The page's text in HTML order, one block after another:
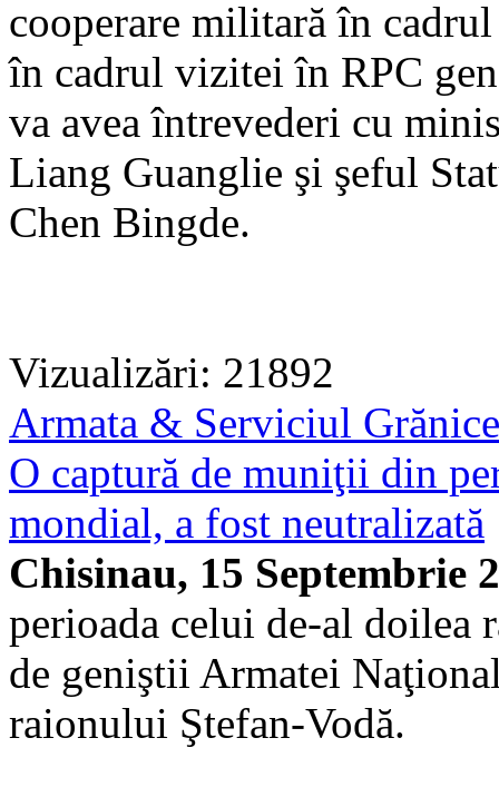
cooperare militară în
în cadrul vizitei în RPC
va avea întrevederi cu
Liang Guanglie şi şeful
Chen Bingde.
Vizualizări: 21892
Armata & Serviciul
O captură de muniţii din
mondial, a fost neutralizată
Chisinau, 15 Septembrie
perioada celui de-al doilea
de geniştii Armatei
raionului Ştefan-Vodă.